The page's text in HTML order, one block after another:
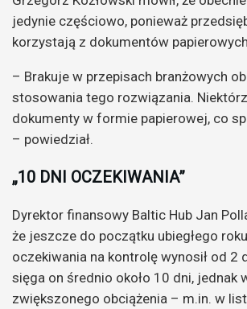
jedynie częściowo, ponieważ
korzystają z dokumentów
– Brakuje w przepisach branżowych
stosowania tego rozwiązania.
dokumenty w formie papierowej, co
– powiedział.
„10 DNI OCZEKIWANIA”
Dyrektor finansowy Baltic Hub Jan
że jeszcze do początku ubiegłego
oczekiwania na kontrolę wynosił od 2
sięga on średnio około 10 dni, jednak
zwiększonego obciążenia – m.in. w